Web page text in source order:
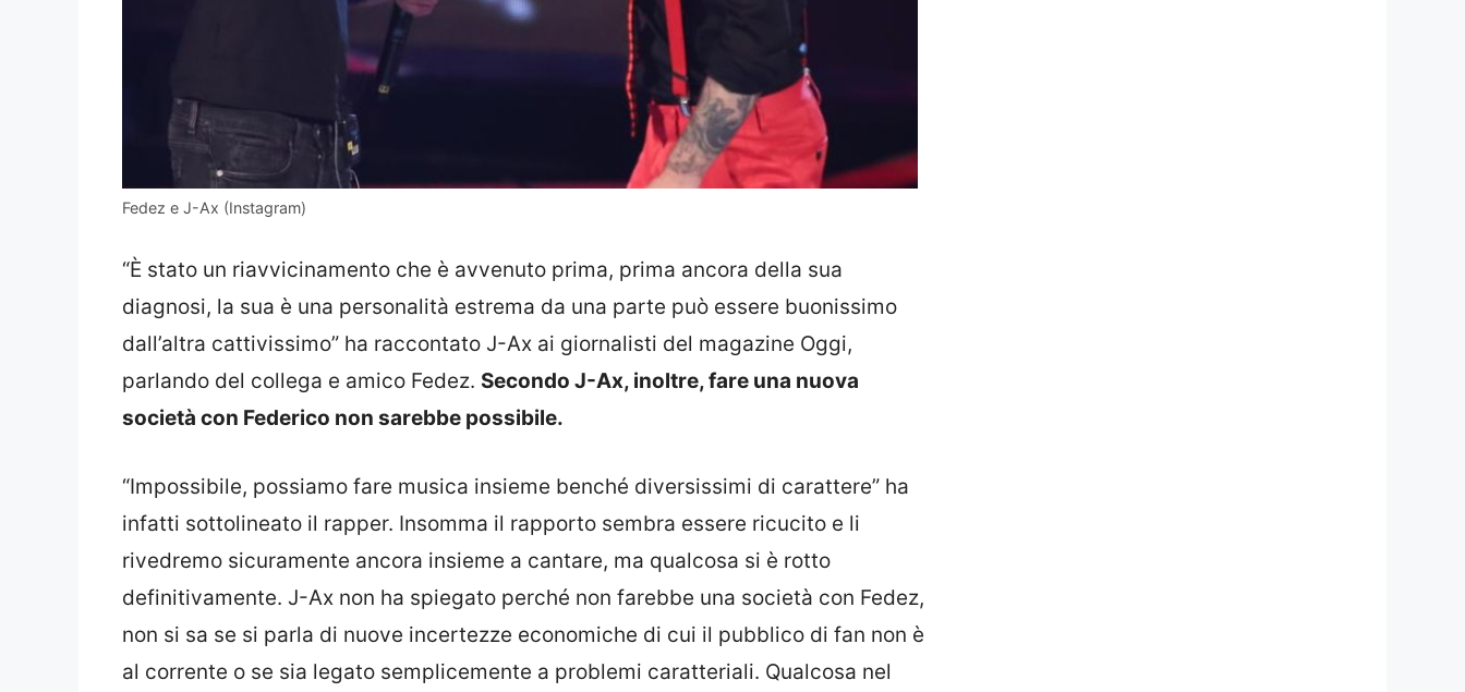
Fedez e J-Ax (Instagram)
“È stato un riavvicinamento che è avvenuto prima, prima ancora della sua
diagnosi, la sua è una personalità estrema da una parte può essere buonissimo
dall’altra cattivissimo” ha raccontato J-Ax ai giornalisti del magazine Oggi,
parlando del collega e amico Fedez. Secondo J-Ax, inoltre, fare una nuova
società con Federico non sarebbe possibile.
“Impossibile, possiamo fare musica insieme benché diversissimi di carattere” ha
infatti sottolineato il rapper. Insomma il rapporto sembra essere ricucito e li
rivedremo sicuramente ancora insieme a cantare, ma qualcosa si è rotto
definitivamente. J-Ax non ha spiegato perché non farebbe una società con Fedez,
non si sa se si parla di nuove incertezze economiche di cui il pubblico di fan non è
al corrente o se sia legato semplicemente a problemi caratteriali. Qualcosa nel